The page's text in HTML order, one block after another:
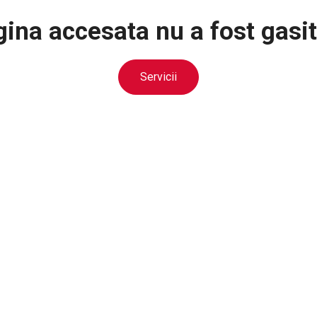
accesata nu a fost
Servicii